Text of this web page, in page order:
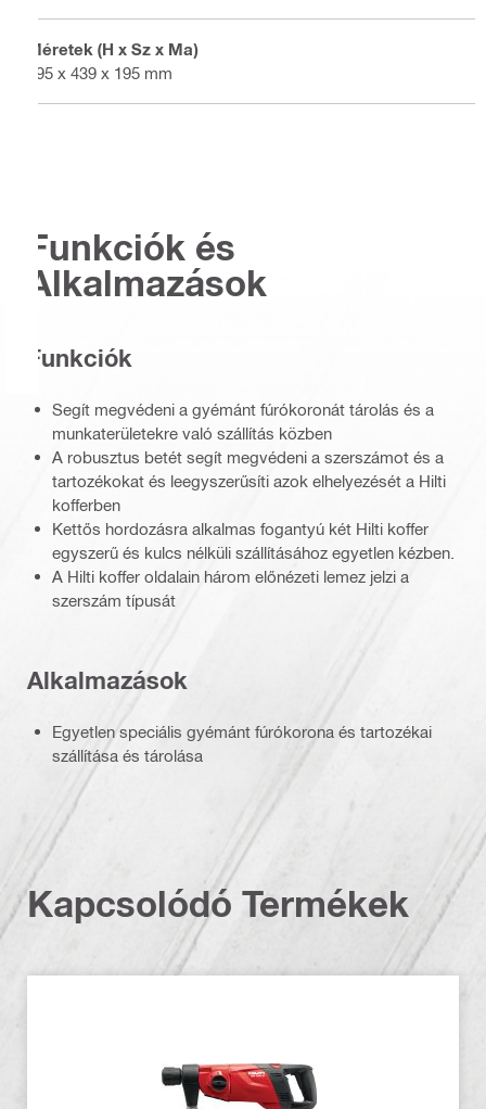
Méretek (H x Sz x Ma)
795 x 439 x 195 mm
Funkciók és
Alkalmazások
Funkciók
Segít megvédeni a gyémánt fúrókoronát tárolás és a
munkaterületekre való szállítás közben
A robusztus betét segít megvédeni a szerszámot és a
tartozékokat és leegyszerűsíti azok elhelyezését a Hilti
kofferben
Kettős hordozásra alkalmas fogantyú két Hilti koffer
egyszerű és kulcs nélküli szállításához egyetlen kézben.
A Hilti koffer oldalain három előnézeti lemez jelzi a
szerszám típusát
Alkalmazások
Egyetlen speciális gyémánt fúrókorona és tartozékai
szállítása és tárolása
Kapcsolódó Termékek